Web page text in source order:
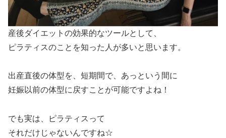
産後ダイエットの効果的なツールとして、
ピラティスのことを知った人が多いと思います。
出産直後の体型を、短期間で、あっという間に
妊娠以前の体型に戻すことが可能ですよね！
でも実は、ピラティスって
それだけじゃないんですね☆